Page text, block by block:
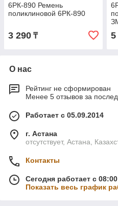
6РК-890 Ремень
поликлиновой 6РК-890
3 290 ₸ 5
О нас
Рейтинг не сформирован
Менее 5 отзывов за
Работает с 05.09.2014
г. Астана
отсутствует, Астана,
Контакты
Сегодня работает с
Показать весь график